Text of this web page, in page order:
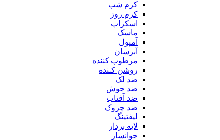
کرم شب
کرم روز
اسکراپ
ماسک
آمپول
آبرسان
مرطوب کننده
روشن کننده
ضد لک
ضد جوش
ضد آفتاب
ضد چروک
لیفتینگ
لایه بردار
جوانساز